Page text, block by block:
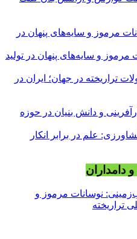
و سایه‌های پنهان در تولید
دامداران
نوسانات مرموز و
تراریخته